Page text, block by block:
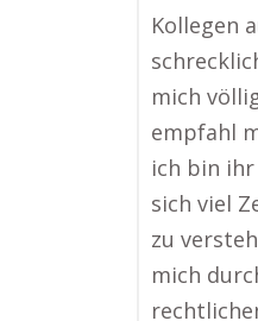
Kollegen
mich
empfahl
ich bin
sich viel
zu
mich